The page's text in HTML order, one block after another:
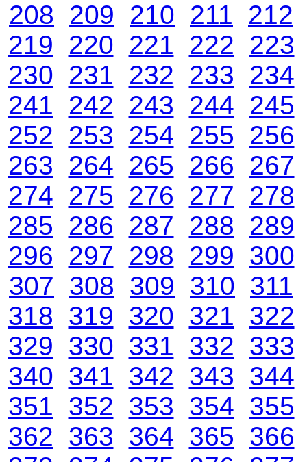
208
209 210 211
212
219
220 221 222
223
230 231 232 233
234
241
242 243 244 245
252
253 254 255
256
263
264 265 266
267
274 275 276 277
278
285
286 287 288
289
296
297 298 299 300
307 308 309 310 311
318 319 320 321 322
329 330 331 332 333
340 341 342 343 344
351 352 353 354 355
362 363 364 365 366